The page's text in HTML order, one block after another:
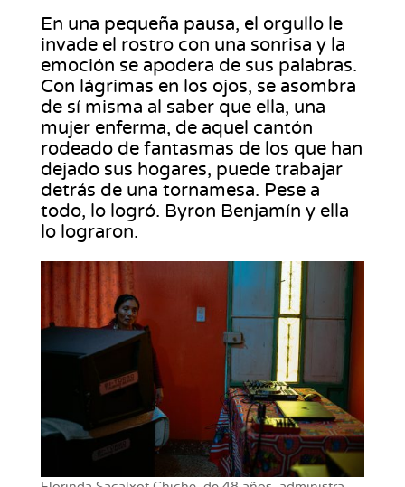
En una pequeña pausa, el orgullo le
invade el rostro con una sonrisa y la
emoción se apodera de sus palabras.
Con lágrimas en los ojos, se asombra
de sí misma al saber que ella, una
mujer enferma, de aquel cantón
rodeado de fantasmas de los que han
dejado sus hogares, puede trabajar
detrás de una tornamesa. Pese a
todo, lo logró. Byron Benjamín y ella
lo lograron.